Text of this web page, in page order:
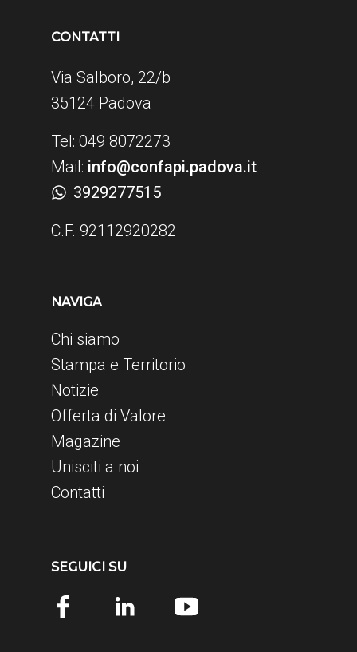
CONTATTI
Via Salboro, 22/b
35124 Padova
Tel: 049 8072273
Mail: info@confapi.padova.it
3929277515
C.F. 92112920282
NAVIGA
Chi siamo
Stampa e Territorio
Notizie
Offerta di Valore
Magazine
Unisciti a noi
Contatti
SEGUICI SU